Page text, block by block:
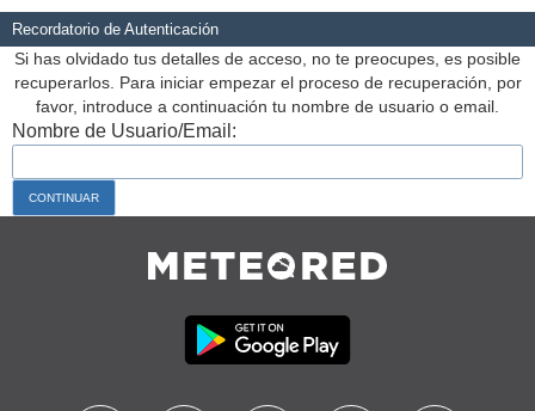
Recordatorio de Autenticación
Si has olvidado tus detalles de acceso, no te preocupes, es posible
recuperarlos. Para iniciar empezar el proceso de recuperación, por
favor, introduce a continuación tu nombre de usuario o email.
Nombre de Usuario/Email: